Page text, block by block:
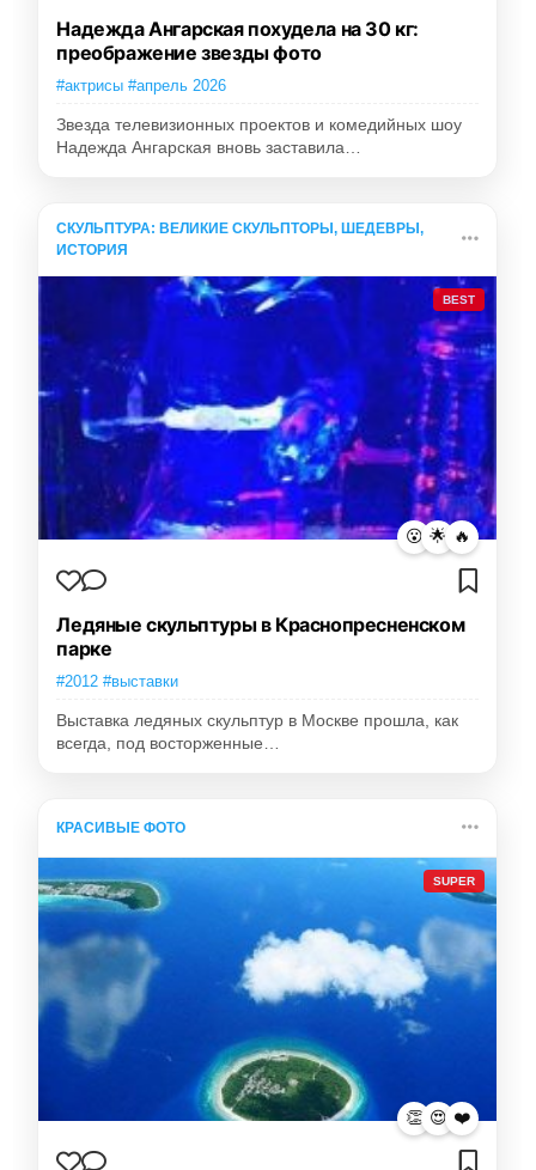
Надежда Ангарская похудела на 30 кг:
преображение звезды фото
#актрисы #апрель 2026
Звезда телевизионных проектов и комедийных шоу
Надежда Ангарская вновь заставила…
СКУЛЬПТУРА: ВЕЛИКИЕ СКУЛЬПТОРЫ, ШЕДЕВРЫ,
ИСТОРИЯ
BEST
😮 🌟 🔥
Ледяные скульптуры в Краснопресненском
парке
#2012 #выставки
Выставка ледяных скульптур в Москве прошла, как
всегда, под восторженные…
КРАСИВЫЕ ФОТО
SUPER
👏 😍 ❤️